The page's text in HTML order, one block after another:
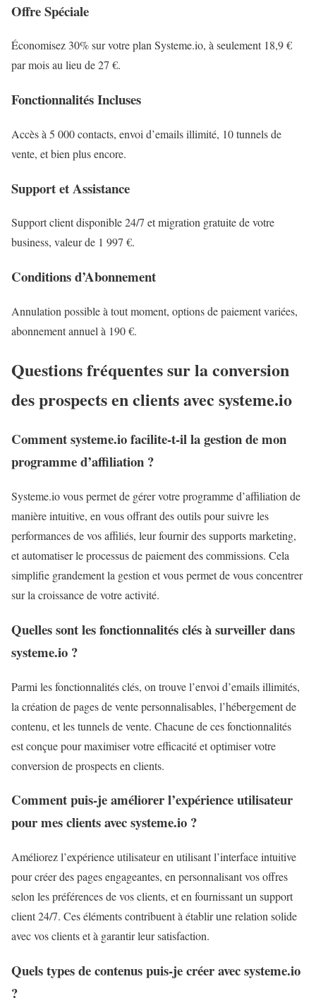
Offre Spéciale
Économisez 30% sur votre plan Systeme.io, à seulement 18,9 €
par mois au lieu de 27 €.
Fonctionnalités Incluses
Accès à 5 000 contacts, envoi d’emails illimité, 10 tunnels de
vente, et bien plus encore.
Support et Assistance
Support client disponible 24/7 et migration gratuite de votre
business, valeur de 1 997 €.
Conditions d’Abonnement
Annulation possible à tout moment, options de paiement variées,
abonnement annuel à 190 €.
Questions fréquentes sur la conversion
des prospects en clients avec systeme.io
Comment systeme.io facilite-t-il la gestion de mon
programme d’affiliation ?
Systeme.io vous permet de gérer votre programme d’affiliation de
manière intuitive, en vous offrant des outils pour suivre les
performances de vos affiliés, leur fournir des supports marketing,
et automatiser le processus de paiement des commissions. Cela
simplifie grandement la gestion et vous permet de vous concentrer
sur la croissance de votre activité.
Quelles sont les fonctionnalités clés à surveiller dans
systeme.io ?
Parmi les fonctionnalités clés, on trouve l’envoi d’emails illimités,
la création de pages de vente personnalisables, l’hébergement de
contenu, et les tunnels de vente. Chacune de ces fonctionnalités
est conçue pour maximiser votre efficacité et optimiser votre
conversion de prospects en clients.
Comment puis-je améliorer l’expérience utilisateur
pour mes clients avec systeme.io ?
Améliorez l’expérience utilisateur en utilisant l’interface intuitive
pour créer des pages engageantes, en personnalisant vos offres
selon les préférences de vos clients, et en fournissant un support
client 24/7. Ces éléments contribuent à établir une relation solide
avec vos clients et à garantir leur satisfaction.
Quels types de contenus puis-je créer avec systeme.io
?